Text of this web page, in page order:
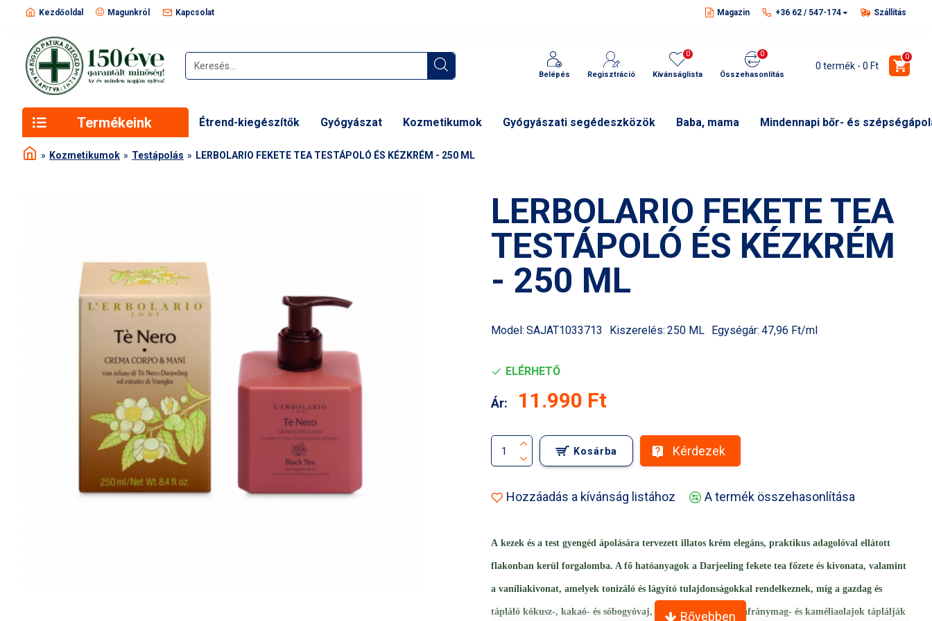
Kezdőoldal Magunkról Kapcsolat Magazin +36 62 / 547-174 Szállítás
Belépés Regisztráció Kívánságlista
0
Összehasonlítás
0
0 termék - 0 Ft
0
Termékeink Étrend-kiegészítők Gyógyászat Kozmetikumok Gyógyászati segédeszközök Baba, mama Mindennapi bőr- és
Kozmetikumok Testápolás LERBOLARIO FEKETE TEA TESTÁPOLÓ ÉS KÉZKRÉM - 250 ML
LERBOLARIO FEKETE TEA
TESTÁPOLÓ ÉS KÉZKRÉM
- 250 ML
Model: SAJAT1033713 Kiszerelés: 250 ML Egységár: 47,96 Ft/ml
ELÉRHETŐ
Ár: 11.990 Ft
Kosárba Kérdezek
Hozzáadás a kívánság listához A termék összehasonlítása
A kezek és a test gyengéd ápolására tervezett illatos krém elegáns, praktikus adagolóval ellátott
flakonban kerül forgalomba. A fő hatóanyagok a Darjeeling fekete tea főzete és kivonata, valamint
a vaníliakivonat, amelyek tonizáló és lágyító tulajdonságokkal rendelkeznek, míg a gazdag és
tápláló kókusz-, kakaó- és sóbogyóvaj, valamint az értékes sáfránymag- és kaméliaolajok táplálják